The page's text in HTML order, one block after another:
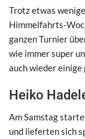
Trotz etwas
Himmelfahrts-
ganzen Turnier
wie immer super
auch wieder einige
Heiko
Am Samstag
und lieferten sich